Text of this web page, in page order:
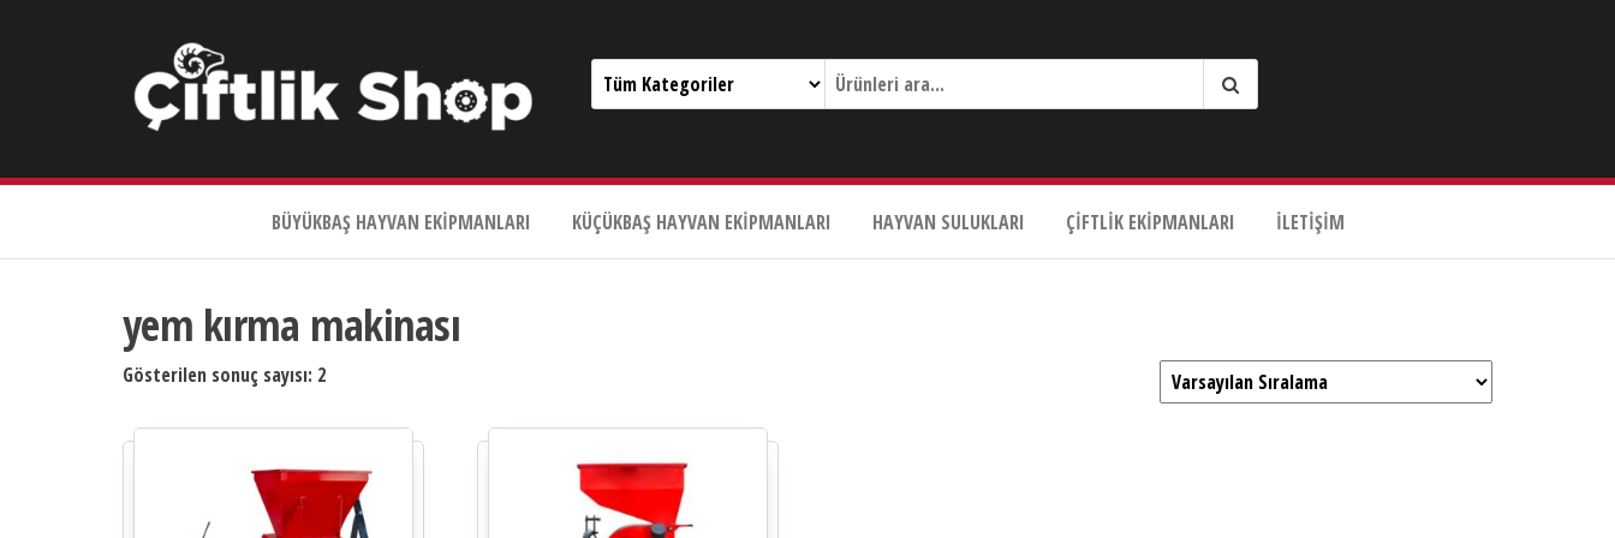
Shop
3989
BÜYÜKBAŞ HAYVAN EKIPMANLARI KÜÇÜKBAŞ HAYVAN EKIPMANLARI HAYVAN SULUKLARI ÇIFTLIK EKIPMANLARI İLETIŞIM
yem kırma makinası
Gösterilen sonuç sayısı: 2